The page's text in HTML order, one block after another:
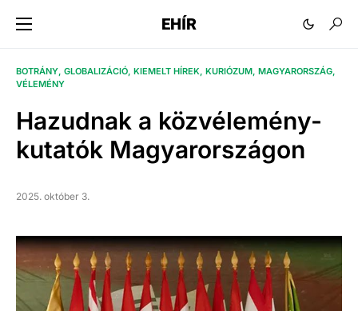
EHÍR
BOTRÁNY GLOBALIZÁCIÓ KIEMELT HÍREK KURIÓZUM MAGYARORSZÁG
VÉLEMÉNY
Hazudnak a közvélemény-
kutatók Magyarországon
2025. október 3.